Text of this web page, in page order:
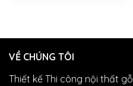
VỀ CHÚNG TÔI
Thiết kế Thi công nội thất gỗ